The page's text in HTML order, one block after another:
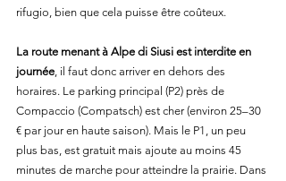
rifugio, bien que cela puisse être coûteux.
La route menant à Alpe di Siusi est interdite en
journée , il faut donc arriver en dehors des
horaires. Le parking principal (P2) près de
Compaccio (Compatsch) est cher (environ 25–30
€ par jour en haute saison). Mais le P1, un peu
plus bas, est gratuit mais ajoute au moins 45
minutes de marche pour atteindre la prairie. Dans